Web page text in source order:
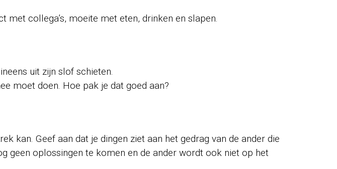
collega’s, moeite met eten, drinken en slapen.
uit zijn slof schieten.
moet doen. Hoe pak je dat goed aan?
kan. Geef aan dat je dingen ziet aan het gedrag van de ander die
geen oplossingen te komen en de ander wordt ook niet op het